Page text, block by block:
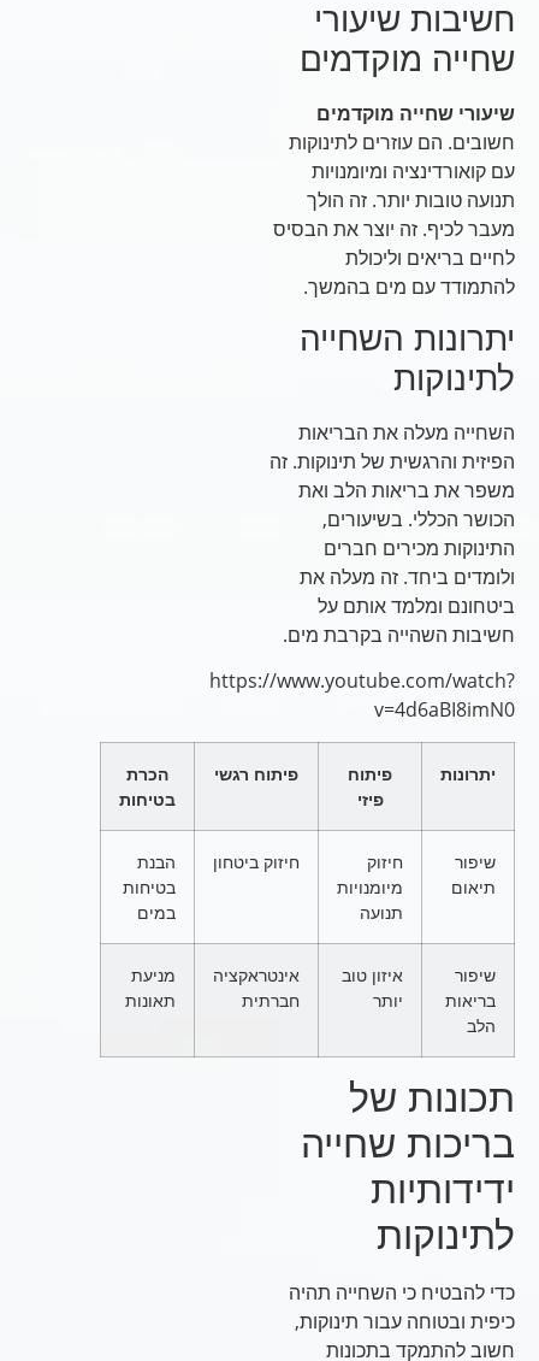
חשיבות שיעורי
שחייה מוקדמים
שיעורי שחייה מוקדמים
חשובים. הם עוזרים לתינוקות
עם קואורדינציה ומיומנויות
תנועה טובות יותר. זה הולך
מעבר לכיף. זה יוצר את הבסיס
לחיים בריאים וליכולת
להתמודד עם מים בהמשך.
יתרונות השחייה
לתינוקות
השחייה מעלה את הבריאות
הפיזית והרגשית של תינוקות. זה
משפר את בריאות הלב ואת
הכושר הכללי. בשיעורים,
התינוקות מכירים חברים
ולומדים ביחד. זה מעלה את
ביטחונם ומלמד אותם על
חשיבות השהייה בקרבת מים.
https://www.youtube.com/watch?
v=4d6aBI8imN0
יתרונות
פיתוח
פיזי
פיתוח רגשי
הכרת
בטיחות
שיפור
תיאום
חיזוק
מיומנויות
תנועה
חיזוק ביטחון
הבנת
בטיחות
במים
שיפור
בריאות
הלב
איזון טוב
יותר
אינטראקציה
חברתית
מניעת
תאונות
תכונות של
בריכות שחייה
ידידותיות
לתינוקות
כדי להבטיח כי השחייה תהיה
כיפית ובטוחה עבור תינוקות,
חשוב להתמקד בתכונות